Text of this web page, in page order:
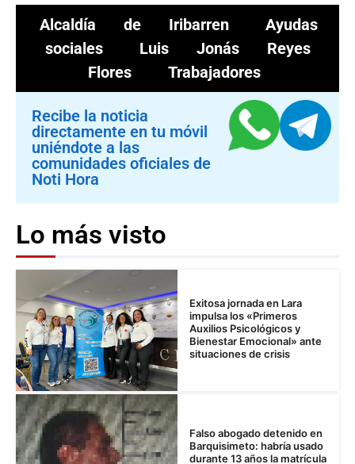
Alcaldía de Iribarren
Ayudas
sociales
Luis Jonás Reyes
Flores
Trabajadores
Recibe la noticia
directamente en tu móvil
uniéndote a las
comunidades oficiales de
Noti Hora
Lo más visto
Exitosa jornada en Lara
impulsa los «Primeros
Auxilios Psicológicos y
Bienestar Emocional» ante
situaciones de crisis
Falso abogado detenido en
Barquisimeto: habría usado
durante 13 años la matrícula